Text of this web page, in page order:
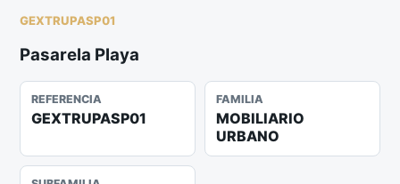
GEXTRUPASP01
Pasarela Playa
REFERENCIA
GEXTRUPASP01
FAMILIA
MOBILIARIO
URBANO